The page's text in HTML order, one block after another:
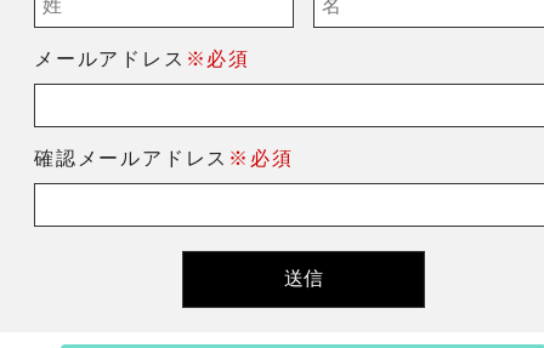
メールアドレス ※必須
確認メールアドレス ※必須